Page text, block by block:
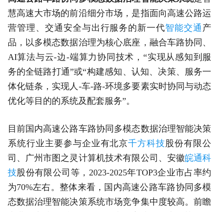
慧高速大市场的前沿细分市场，是指面向高速公路运
营管理、交通安全与出行服务的新一代智能交通 产
品，以多模态数据治理为核心底座，融合车路协同、
AI算法与云-边-端算力协同技术，“实现从感知到服
务的全链路打通”或“构建感知、认知、决策、服务一
体化链条，实现人-车-路-环境多要素实时协同与动态
优化等目的的系统及配套服务”。
目前国内高速公路车路协同多模态数据治理智能决策
系统行业主要参与企业有北京千方科技 股份有限公
司、广州市图之灵计算机技术有限公司、安徽皖通科
技股份有限公司等，2023-2025年TOP3企业市占率约
为70%左右。整体来看，国内高速公路车路协同多模
态数据治理智能决策系统市场竞争集中度较高。前瞻